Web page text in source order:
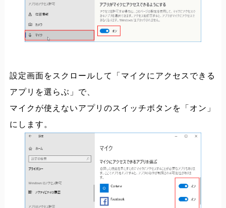
設定画面をスクロールして「マイクにアクセスできる
アプリを選らぶ」で、
マイクが使えないアプリのスイッチボタンを「オン」
にします。